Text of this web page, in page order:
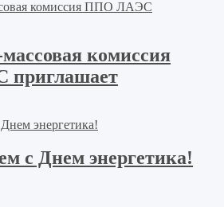
комиссия
с Днем энергетика!